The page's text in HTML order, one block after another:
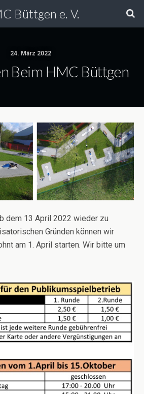
Büttgen e. V.
24. März 2022
Beim HMC Büttgen
dem 13 April 2022 wieder zu
Gründen können wir
am 1. April starten. Wir bitte um